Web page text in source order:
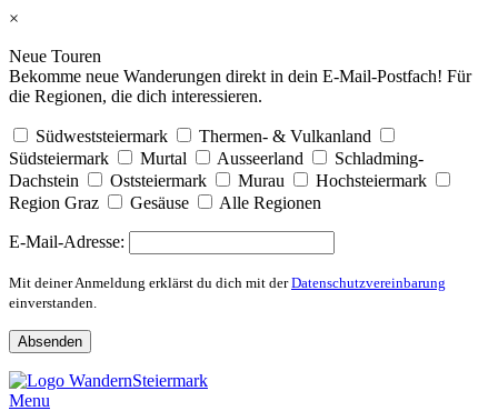
×
Neue Touren
Bekomme neue Wanderungen direkt in dein E-Mail-Postfach! Für
die Regionen, die dich interessieren.
Südweststeiermark
Thermen- & Vulkanland
Südsteiermark
Murtal Ausseerland
Schladming-
Dachstein
Oststeiermark Murau
Hochsteiermark
Region Graz
Gesäuse Alle Regionen
E-Mail-Adresse:
Mit deiner Anmeldung erklärst du dich mit derDatenschutzvereinbarung
einverstanden.
Skip
to
Menu